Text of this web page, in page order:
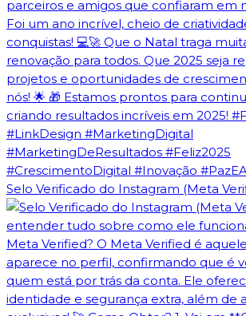
Selo Verificado do Instagram (Meta